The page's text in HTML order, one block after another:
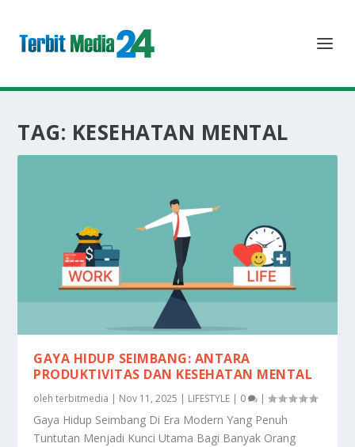
TAG: KESEHATAN MENTAL
GAYA HIDUP SEIMBANG: ANTARA
PRODUKTIVITAS DAN KESEHATAN MENTAL
olehterbitmedia | Nov 11, 2025 | LIFESTYLE | 0 |
Gaya Hidup Seimbang Di Era Modern Yang Penuh
Tuntutan Menjadi Kunci Utama Bagi Banyak Orang